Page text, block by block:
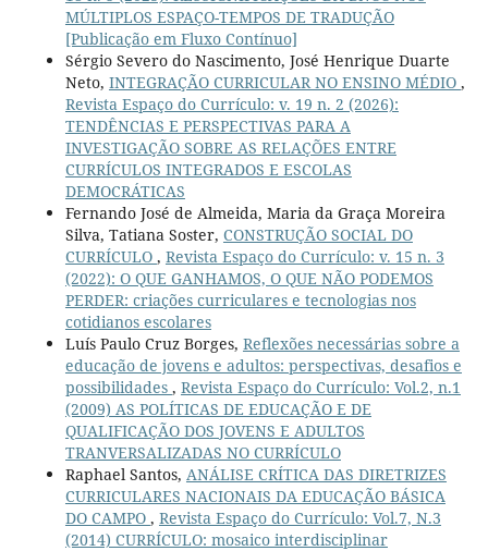
MÚLTIPLOS ESPAÇO-TEMPOS DE TRADUÇÃO
[Publicação em Fluxo Contínuo]
Sérgio Severo do Nascimento, José Henrique Duarte
Neto, INTEGRAÇÃO CURRICULAR NO ENSINO MÉDIO ,
Revista Espaço do Currículo: v. 19 n. 2 (2026):
TENDÊNCIAS E PERSPECTIVAS PARA A
INVESTIGAÇÃO SOBRE AS RELAÇÕES ENTRE
CURRÍCULOS INTEGRADOS E ESCOLAS
DEMOCRÁTICAS
Fernando José de Almeida, Maria da Graça Moreira
Silva, Tatiana Soster, CONSTRUÇÃO SOCIAL DO
CURRÍCULO , Revista Espaço do Currículo: v. 15 n. 3
(2022): O QUE GANHAMOS, O QUE NÃO PODEMOS
PERDER: criações curriculares e tecnologias nos
cotidianos escolares
Luís Paulo Cruz Borges, Reflexões necessárias sobre a
educação de jovens e adultos: perspectivas, desafios e
possibilidades , Revista Espaço do Currículo: Vol.2, n.1
(2009) AS POLÍTICAS DE EDUCAÇÃO E DE
QUALIFICAÇÃO DOS JOVENS E ADULTOS
TRANVERSALIZADAS NO CURRÍCULO
Raphael Santos, ANÁLISE CRÍTICA DAS DIRETRIZES
CURRICULARES NACIONAIS DA EDUCAÇÃO BÁSICA
DO CAMPO , Revista Espaço do Currículo: Vol.7, N.3
(2014) CURRÍCULO: mosaico interdisciplinar